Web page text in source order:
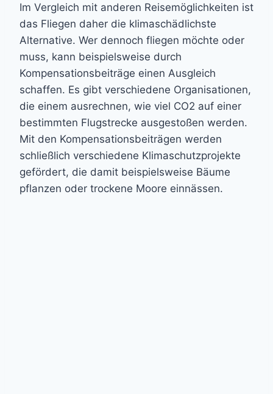
Im Vergleich mit anderen Reisemöglichkeiten ist
das Fliegen daher die klimaschädlichste
Alternative. Wer dennoch fliegen möchte oder
muss, kann beispielsweise durch
Kompensationsbeiträge einen Ausgleich
schaffen. Es gibt verschiedene Organisationen,
die einem ausrechnen, wie viel CO2 auf einer
bestimmten Flugstrecke ausgestoßen werden.
Mit den Kompensationsbeiträgen werden
schließlich verschiedene Klimaschutzprojekte
gefördert, die damit beispielsweise Bäume
pflanzen oder trockene Moore einnässen.